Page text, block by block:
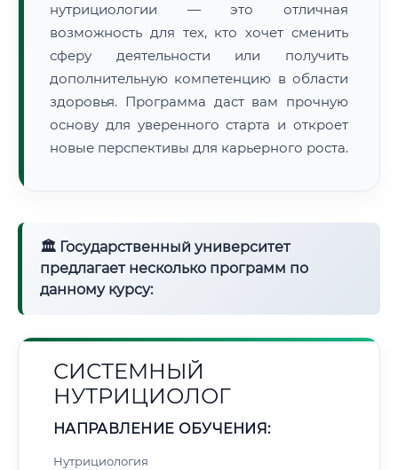
🔍Нажмите на документ для увеличения и просмотра
нутрициологии — это отличная
возможность для тех, кто хочет сменить
сферу деятельности или получить
дополнительную компетенцию в области
здоровья. Программа даст вам прочную
основу для уверенного старта и откроет
новые перспективы для карьерного роста.
🏛 Государственный университет
предлагает несколько программ по
данному курсу:
СИСТЕМНЫЙ
НУТРИЦИОЛОГ
НАПРАВЛЕНИЕ ОБУЧЕНИЯ:
Нутрициология